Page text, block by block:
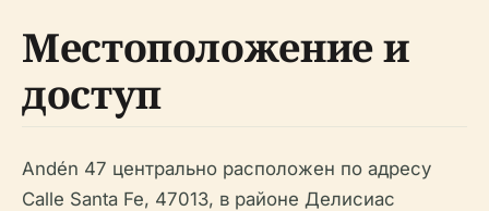
Местоположение и
доступ
Andén 47 центрально расположен по адресу
Calle Santa Fe, 47013, в районе Делисиас